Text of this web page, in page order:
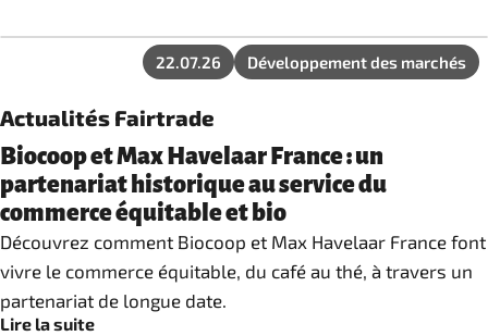
22.07.26 Développement des marchés
Actualités Fairtrade
Biocoop et Max Havelaar France : un
partenariat historique au service du
commerce équitable et bio
Découvrez comment Biocoop et Max Havelaar France font
vivre le commerce équitable, du café au thé, à travers un
partenariat de longue date.
Lire la suite